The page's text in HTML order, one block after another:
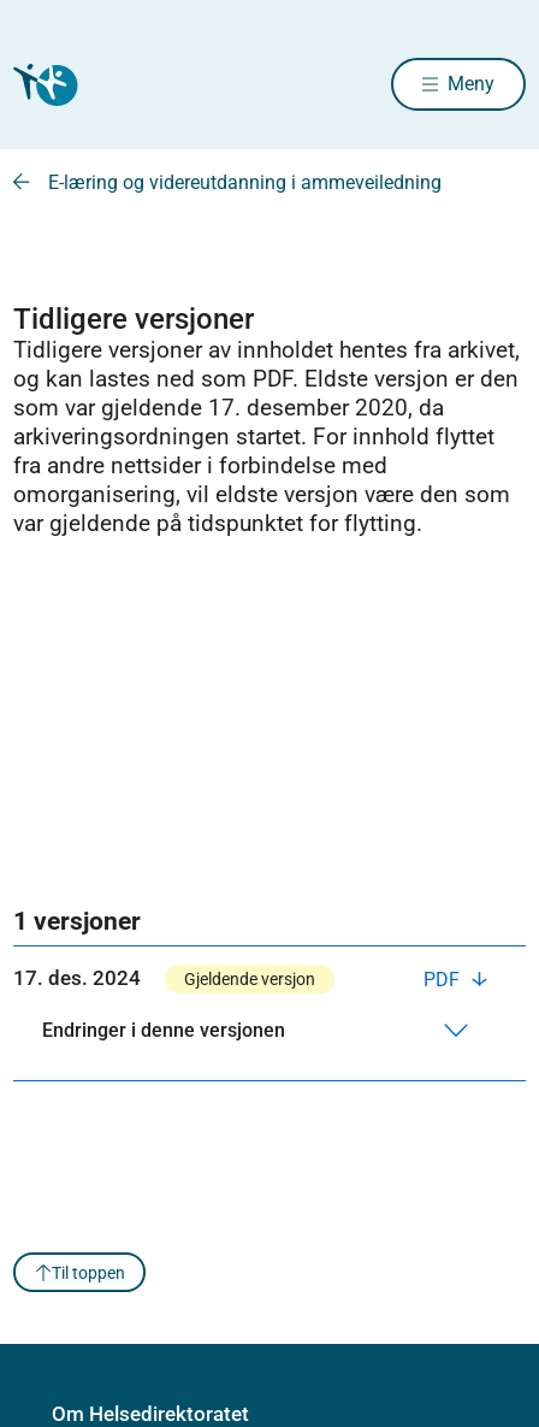
Meny
E-læring og videreutdanning i ammeveiledning
Tidligere versjoner
Tidligere versjoner av innholdet hentes fra arkivet,
og kan lastes ned som PDF. Eldste versjon er den
som var gjeldende 17. desember 2020, da
arkiveringsordningen startet. For innhold flyttet
fra andre nettsider i forbindelse med
omorganisering, vil eldste versjon være den som
var gjeldende på tidspunktet for flytting.
1 versjoner
PDF
17. des. 2024 Gjeldende versjon
Endringer i denne versjonen
Til toppen
Om Helsedirektoratet